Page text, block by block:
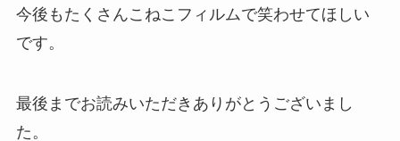
今後もたくさんこねこフィルムで笑わせてほしい
です。
最後までお読みいただきありがとうございまし
た。